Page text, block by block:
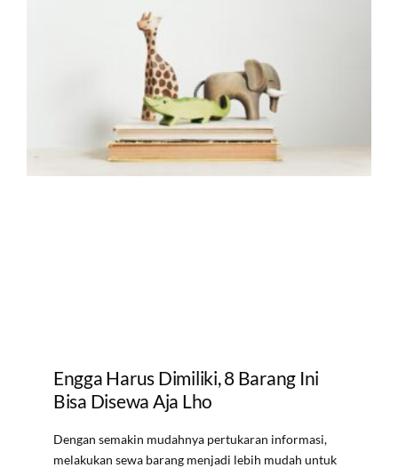
Engga Harus Dimiliki, 8 Barang Ini
Bisa Disewa Aja Lho
Dengan semakin mudahnya pertukaran informasi,
melakukan sewa barang menjadi lebih mudah untuk